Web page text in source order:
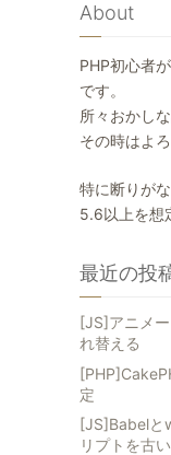
About
PHP初心者
です。
所々おかし
その時はよ
特に断りが
5.6以上を想
最近の投
[JS]アニメ
れ替える
定
[JS]Babelと
リプトを古